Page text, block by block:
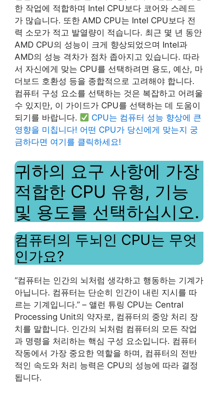
한 작업에 적합하며 Intel CPU보다 코어와 스레드
가 많습니다. 또한 AMD CPU는 Intel CPU보다 전
력 소모가 적고 발열량이 적습니다. 최근 몇 년 동안
AMD CPU의 성능이 크게 향상되었으며 Intel과
AMD의 성능 격차가 점차 좁아지고 있습니다. 따라
서 자신에게 맞는 CPU를 선택하려면 용도, 예산, 마
더보드 호환성 등을 종합적으로 고려해야 합니다.
컴퓨터 구성 요소를 선택하는 것은 복잡하고 어려울
수 있지만, 이 가이드가 CPU를 선택하는 데 도움이
되기를 바랍니다.
CPU는 컴퓨터 성능 향상에 큰
영향을 미칩니다! 어떤 CPU가 당신에게 맞는지 궁
금하다면 여기를 클릭하세요!
귀하의 요구 사항에 가장
적합한 CPU 유형, 기능
및 용도를 선택하십시오.
컴퓨터의 두뇌인 CPU는 무엇
인가요?
“컴퓨터는 인간의 뇌처럼 생각하고 행동하는 기계가
아닙니다. 컴퓨터는 단순히 인간이 내린 지시를 따
르는 기계입니다.” – 앨런 튜링 CPU는 Central
Processing Unit의 약자로, 컴퓨터의 중앙 처리 장
치를 말합니다. 인간의 뇌처럼 컴퓨터의 모든 작업
과 명령을 처리하는 핵심 구성 요소입니다. 컴퓨터
작동에서 가장 중요한 역할을 하며, 컴퓨터의 전반
적인 속도와 처리 능력은 CPU의 성능에 따라 결정
됩니다.